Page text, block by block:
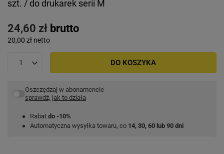
szt. / do drukarek serii M
24,60 zł brutto
20,00 zł netto
DO KOSZYKA
Oszczędzaj w abonamencie
sprawdź, jak to działa
Rabat do -10%
Automatyczna wysyłka towaru, co 14, 30, 60 lub 90 dni